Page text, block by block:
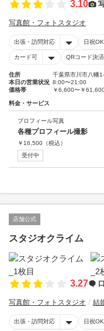
3.10
写真館・フォトスタジオ
出張・訪問対応 日祝OK
カード可 QRコード決
住所
千葉県市川市八幡
本日の営業状況 8:00〜21:00
価格帯
￥6,600〜￥
料金・サービス
プロフィール写真
各種プロフィール撮影
￥ 16,500 （税込）
受付中
店舗公式
スタジオクライム
3.27
写真館・フォトスタジオ 結
出張・訪問対応 日祝OK